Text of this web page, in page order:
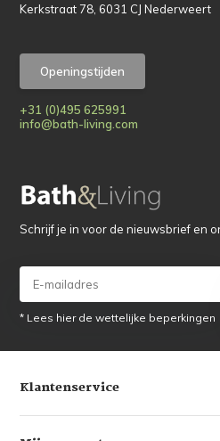
Kerkstraat 78, 6031 CJ Nederweert
Openingstijden
+31 (0)495 625991
info@bath-living.com
Schrijf je in voor de nieuwsbrief en
* Lees hier de wettelijke beperkingen
Klantenservice